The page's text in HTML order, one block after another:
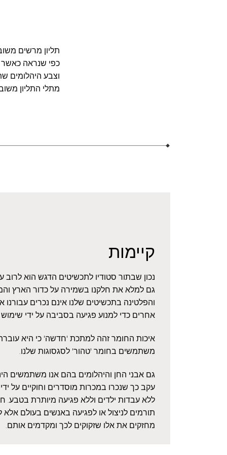
תליון מרשים
כפי שנראה כאשר
וצבע היהלומים
מתלי התליון
קיימות
נכון שבתור סטודיו לתכשיטים הדגש הוא
גם למלא את חלקנו בשמירה על כדור הארץ
והפלטינה בתכשיטים שלנו אינם נכרים
אחרים כדי למנוע פגיעה בסביבה על ידי
איכות החומר זהה למתכת 'חדשה' כי היא עוברת
משתמשים בחומר 'טהור' לסגסוגות שלנו.
גם אבני החן והיהלומים בהם אנו משתמשים
עקב כך שנכרו במכרות מוסדרים וחוקיים על
ללא עבדות ילדים וללא פגיעה מיותרת בטבע.
תורמים לניצול או לפגיעה באנשים בעולם אלא
מחזקים את אלו שזקוקים לכך ומקדמים אותם.